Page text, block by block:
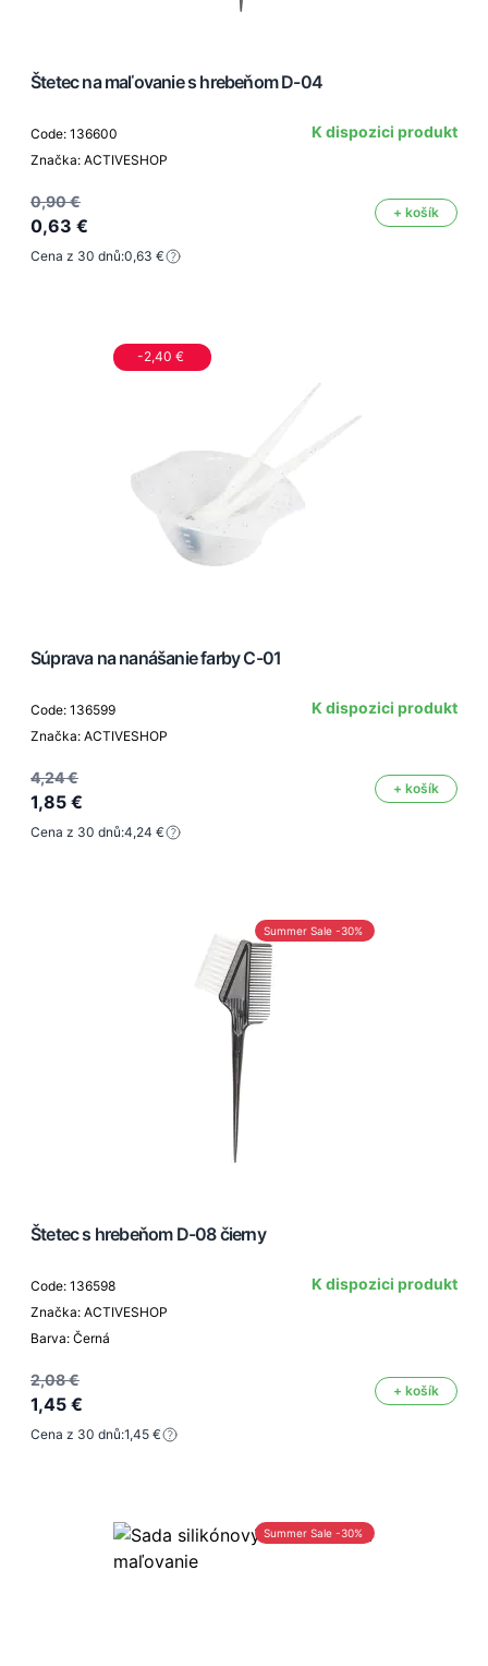
Štetec na maľovanie s hrebeňom D-04
Code: 136600
Značka: ACTIVESHOP
K dispozici produkt
0,90 €
0,63 €
+ košík
Cena z 30 dnů:0,63 €
-2,40 €
Súprava na nanášanie farby C-01
Code: 136599
Značka: ACTIVESHOP
K dispozici produkt
4,24 €
1,85 €
+ košík
Cena z 30 dnů:4,24 €
Summer Sale -30%
Štetec s hrebeňom D-08 čierny
Code: 136598
Značka: ACTIVESHOP
Barva: Černá
K dispozici produkt
2,08 €
1,45 €
+ košík
Cena z 30 dnů:1,45 €
Summer Sale -30%